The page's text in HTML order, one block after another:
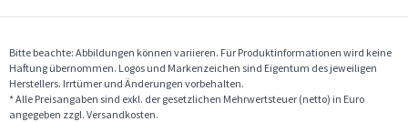
Bitte beachte: Abbildungen können variieren. Für Produktinformationen wird keine
Haftung übernommen. Logos und Markenzeichen sind Eigentum des jeweiligen
Herstellers. Irrtümer und Änderungen vorbehalten.
* Alle Preisangaben sind exkl. der gesetzlichen Mehrwertsteuer (netto) in Euro
angegeben zzgl. Versandkosten.